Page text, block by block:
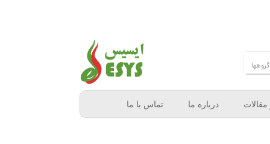
مقالات درباره ما تماس با ما